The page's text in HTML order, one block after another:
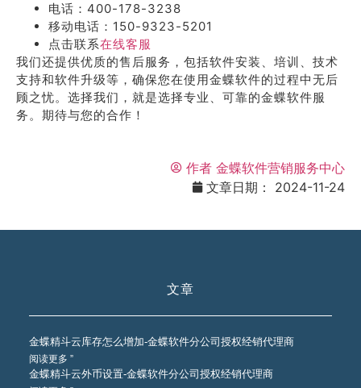
电话：400-178-3238
移动电话：150-9323-5201
点击联系在线客服
我们还提供优质的售后服务，包括软件安装、培训、技术
支持和软件升级等，确保您在使用金蝶软件的过程中无后
顾之忧。选择我们，就是选择专业、可靠的金蝶软件服
务。期待与您的合作！
作者 金蝶软件营销服务中心
文章日期：
2024-11-24
文章
金蝶精斗云库存怎么增加-金蝶软件分公司授权经销代理商
阅读更多 ”
金蝶精斗云外币设置-金蝶软件分公司授权经销代理商